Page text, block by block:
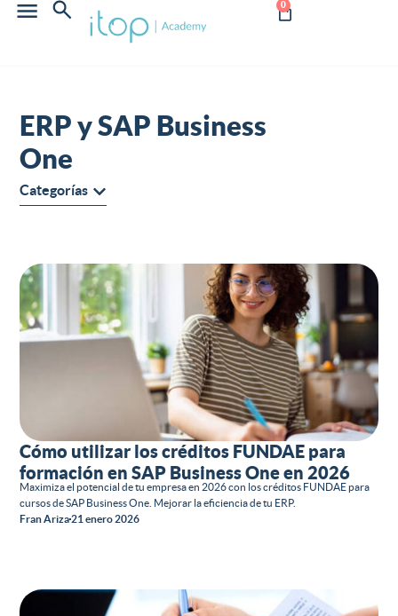
0
ERP y SAP Business
One
Categorías
Cómo utilizar los créditos FUNDAE para
formación en SAP Business One en 2026
Maximiza el potencial de tu empresa en 2026 con los créditos FUNDAE para
cursos de SAP Business One. Mejorar la eficiencia de tu ERP.
Fran Ariza21 enero 2026